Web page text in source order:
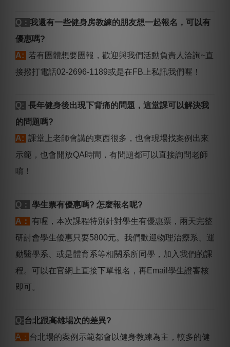
Q： 我還有一些健身房教練的朋友想一起報名，可以有
優惠嗎?
A: 若有團體想要團報，歡迎與我們活動負責人洽詢~直
接撥打電話02-2696-1189或是在FB上私訊我們喔！
Q: 長年健身後出現下背痛的問題，這堂課可以解決我
的問題嗎?
A: 課堂上老師會講的東西很多，也會現場找案例出來
示範，也會開放QA時間，有問題都可以直接詢問老師
唷！
Q：
學生票有優惠嗎? 怎麼報名呢?
A：
有喔，本次課程特別針對學生有優惠票，兩天完整
研討會學生優惠只要5800元。我們歡迎物理治療系、運
動醫學系、或是體育系等相關系所同學，加入我們的課
程。可以在官網上直接下單報名，再Email學生證審核
即可。
Q:台北跟高雄場次的差異?
A： 台北場的案例示範都會以健身教練為主，較多的健